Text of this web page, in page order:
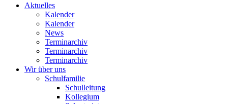
Aktuelles
Kalender
Kalender
News
Terminarchiv
Terminarchiv
Terminarchiv
Wir über uns
Schulfamilie
Schulleitung
Kollegium